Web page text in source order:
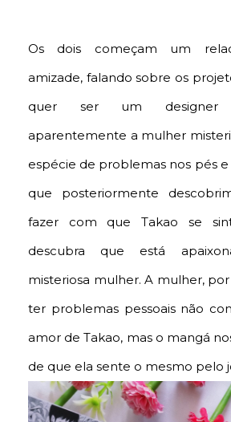
Os dois começam um
amizade, falando sobre os
quer ser um designer
aparentemente a mulher
espécie de problemas nos pés
que posteriormente
fazer com que Takao se
descubra que está
misteriosa mulher. A mulher,
ter problemas pessoais não
amor de Takao, mas o mangá
de que ela sente o mesmo pelo